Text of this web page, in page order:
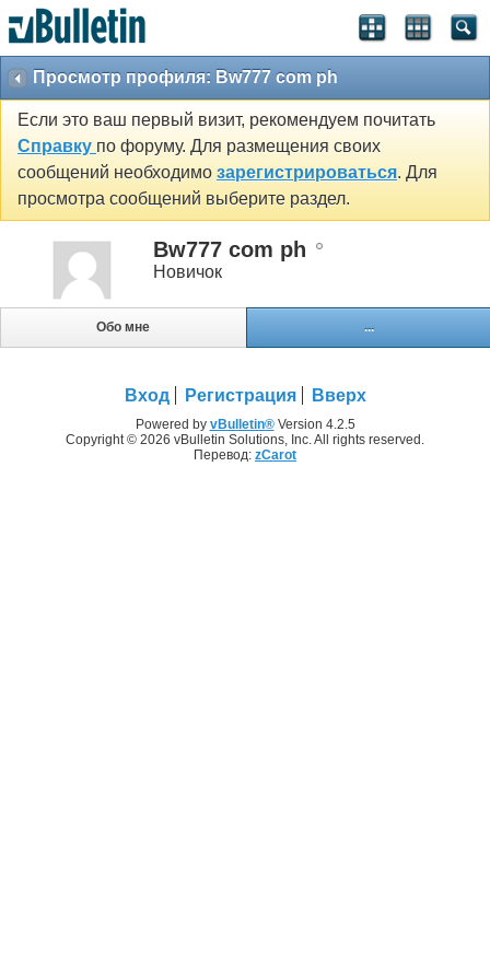
Просмотр профиля: Bw777 com ph
Если это ваш первый визит, рекомендуем почитать
Справку по форуму. Для размещения своих
сообщений необходимо зарегистрироваться. Для
просмотра сообщений выберите раздел.
Bw777 com ph
Новичок
Обо мне ...
Вход Регистрация Вверх
Powered by vBulletin®Version 4.2.5
Copyright © 2026 vBulletin Solutions, Inc. All rights reserved.
Перевод: zCarot